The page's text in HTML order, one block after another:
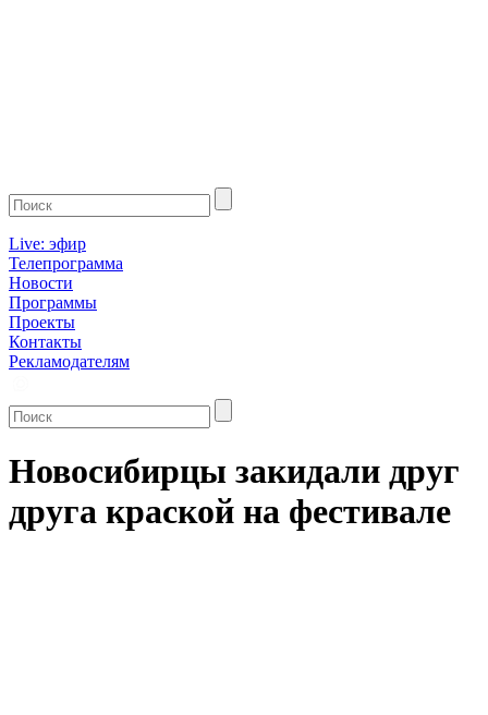
Live: эфир
Телепрограмма
Новости
Программы
Проекты
Контакты
Рекламодателям
Новосибирцы закидали друг
друга краской на фестивале